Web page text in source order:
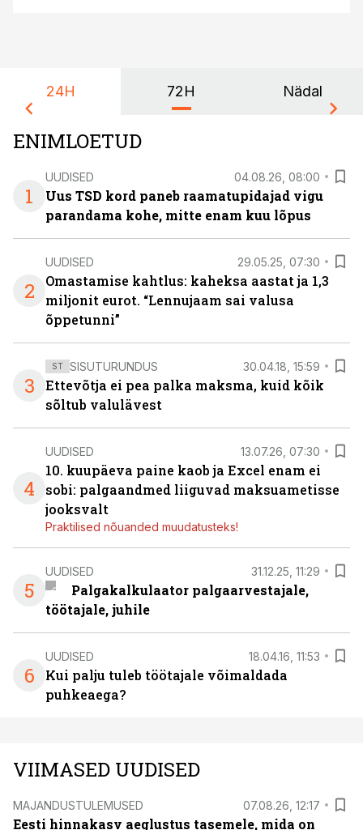
24H 72H Nädal
ENIMLOETUD
1
UUDISED 04.08.26, 08:00
Uus TSD kord paneb raamatupidajad vigu
parandama kohe, mitte enam kuu lõpus
2
UUDISED 29.05.25, 07:30
Omastamise kahtlus: kaheksa aastat ja 1,3
miljonit eurot. “Lennujaam sai valusa
õppetunni”
3
ST SISUTURUNDUS 30.04.18, 15:59
Ettevõtja ei pea palka maksma, kuid kõik
sõltub valulävest
4
UUDISED 13.07.26, 07:30
10. kuupäeva paine kaob ja Excel enam ei
sobi: palgaandmed liiguvad maksuametisse
jooksvalt
Praktilised nõuanded muudatusteks!
5
UUDISED 31.12.25, 11:29
Palgakalkulaator palgaarvestajale,
töötajale, juhile
6
UUDISED 18.04.16, 11:53
Kui palju tuleb töötajale võimaldada
puhkeaega?
VIIMASED UUDISED
MAJANDUSTULEMUSED 07.08.26, 12:17
Eesti hinnakasv aeglustus tasemele, mida on